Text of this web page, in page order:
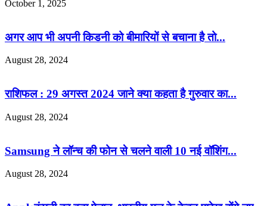
October 1, 2025
अगर आप भी अपनी किडनी को बीमारियों से बचाना है तो...
August 28, 2024
राशिफल : 29 अगस्त 2024 जाने क्या कहता है गुरुवार का...
August 28, 2024
Samsung ने लॉन्च की फोन से चलने वाली 10 नई वॉशिंग...
August 28, 2024